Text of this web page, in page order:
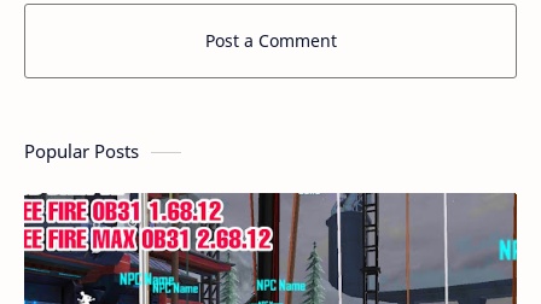
Post a Comment
Popular Posts